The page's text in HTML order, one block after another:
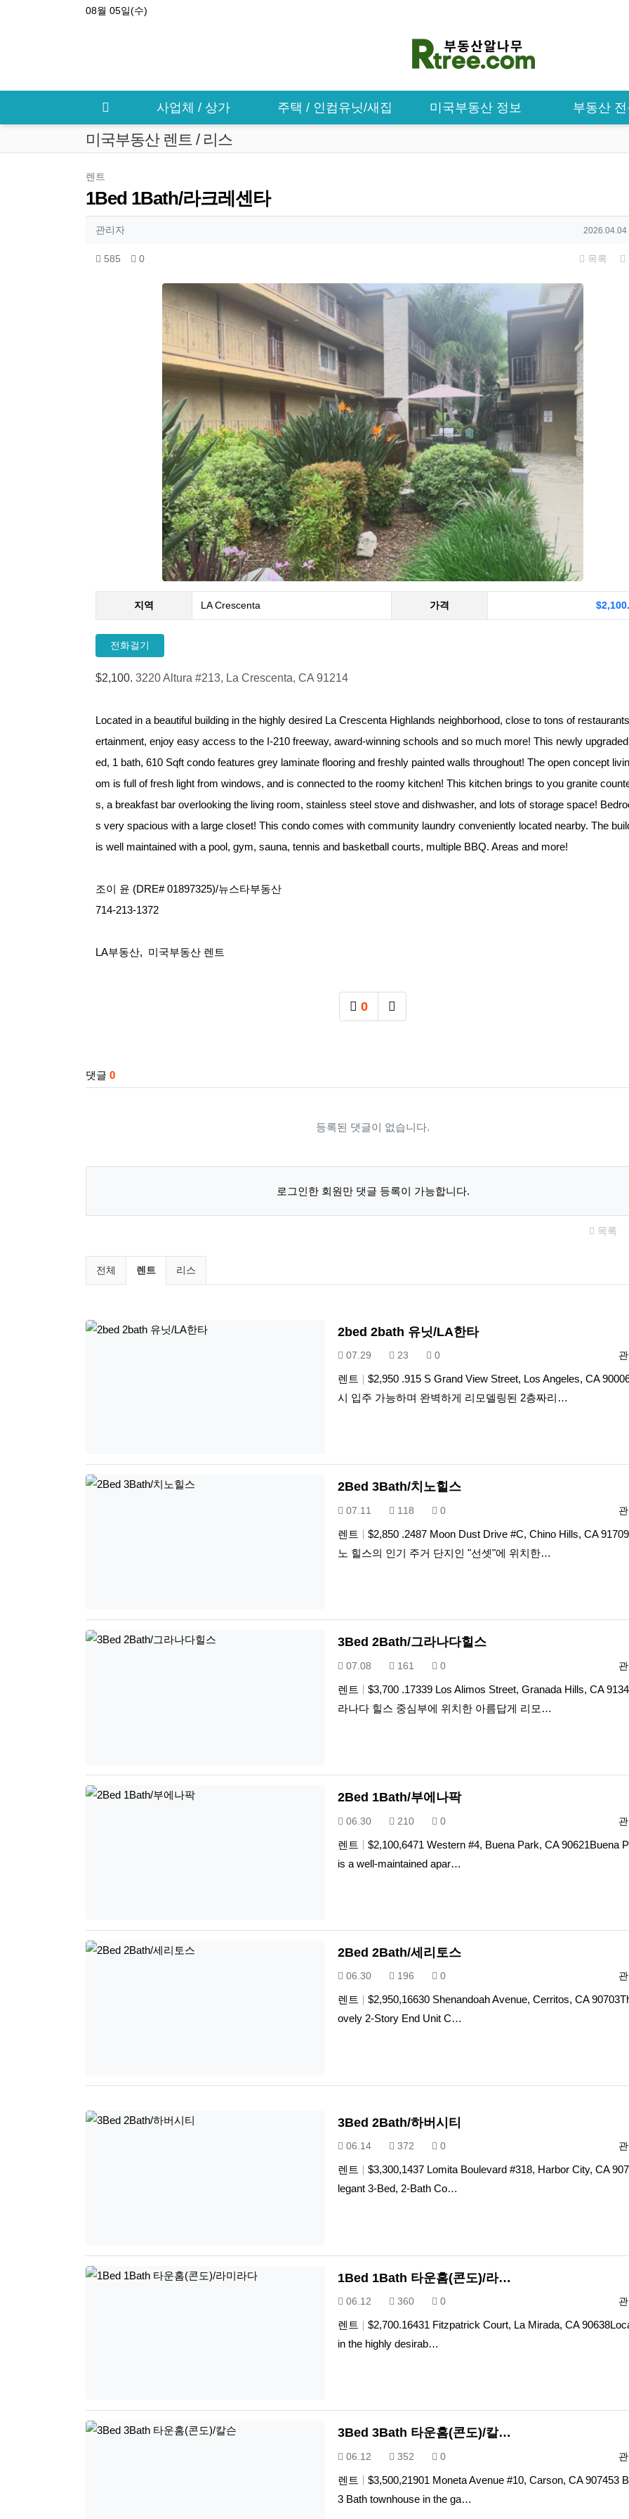
08월 05일(수)
사업체 / 상가 주택 / 인컴유닛/새집 미국부동산 정보 부동산
미국부동산 렌트 / 리스
렌트
1Bed 1Bath/라크레센타
작성자 정보
관리자작성 작성일
2026.04.04
컨텐츠 정보
585 조회0추천 목록
지역 LA Crescenta 가격
전화걸기
$2,100. 3220 Altura #213, La Crescenta, CA 91214
Located in a beautiful building in the highly desired La Crescenta Highlands neighborhood, close to tons of
ertainment, enjoy easy access to the I-210 freeway, award-winning schools and so much more! This newly
ed, 1 bath, 610 Sqft condo features grey laminate flooring and freshly painted walls throughout! The open concept
om is full of fresh light from windows, and is connected to the roomy kitchen! This kitchen brings to you granite
s, a breakfast bar overlooking the living room, stainless steel stove and dishwasher, and lots of storage space!
s very spacious with a large closet! This condo comes with community laundry conveniently located nearby. The
is well maintained with a pool, gym, sauna, tennis and basketball courts, multiple BBQ. Areas and more!
조이 윤 (DRE# 01897325)/뉴스타부동산
714-213-1372
LA부동산, 미국부동산 렌트
0
추천 SNS 공유
댓글 0
등록된 댓글이 없습니다.
로그인한 회원만 댓글 등록이 가능합니다.
목록
미국부동산 렌트 / 리스 분류 목록
전체 현재 분류
렌트 리스
2bed 2bath 유닛/LA한타
등록일
07.29 조회
23 추천
0
렌트
$2,950 .915 S Grand View Street, Los Angeles, CA
시 입주 가능하며 완벽하게 리모델링된 2층짜리…
2Bed 3Bath/치노힐스
등록일
07.11 조회
118 추천
0
렌트
$2,850 .2487 Moon Dust Drive #C, Chino Hills, CA
노 힐스의 인기 주거 단지인 "선셋"에 위치한…
3Bed 2Bath/그라나다힐스
등록일
07.08 조회
161 추천
0
렌트
$3,700 .17339 Los Alimos Street, Granada Hills, CA
라나다 힐스 중심부에 위치한 아름답게 리모…
2Bed 1Bath/부에나팍
등록일
06.30 조회
210 추천
0
렌트
$2,100,6471 Western #4, Buena Park, CA 90621Buena
is a well-maintained apar…
2Bed 2Bath/세리토스
등록일
06.30 조회
196 추천
0
렌트
$2,950,16630 Shenandoah Avenue, Cerritos, CA
ovely 2-Story End Unit C…
3Bed 2Bath/하버시티
등록일
06.14 조회
372 추천
0
렌트
$3,300,1437 Lomita Boulevard #318, Harbor City, CA
legant 3-Bed, 2-Bath Co…
1Bed 1Bath 타운홈(콘도)/라…
등록일
06.12 조회
360 추천
0
렌트
$2,700.16431 Fitzpatrick Court, La Mirada, CA
in the highly desirab…
3Bed 3Bath 타운홈(콘도)/칼…
등록일
06.12 조회
352 추천
0
렌트
$3,500,21901 Moneta Avenue #10, Carson, CA 907453
3 Bath townhouse in the ga…